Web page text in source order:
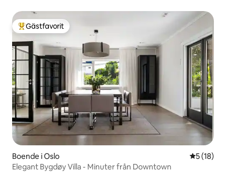
Populär gästfavorit
Gästfavorit
Boende i Oslo 5 av 5 i
5 (18)
Elegant Bygdøy Villa - Minuter från Downtown